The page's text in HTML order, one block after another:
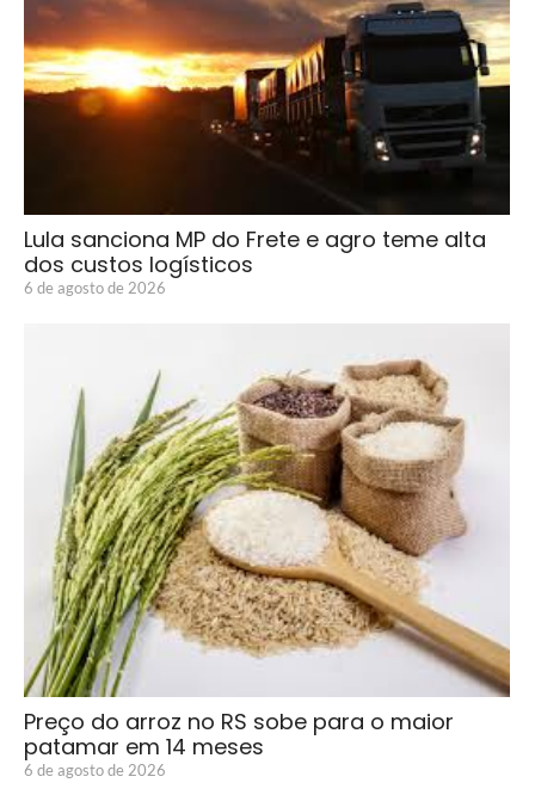
Lula sanciona MP do Frete e agro teme alta
dos custos logísticos
6 de agosto de 2026
Preço do arroz no RS sobe para o maior
patamar em 14 meses
6 de agosto de 2026